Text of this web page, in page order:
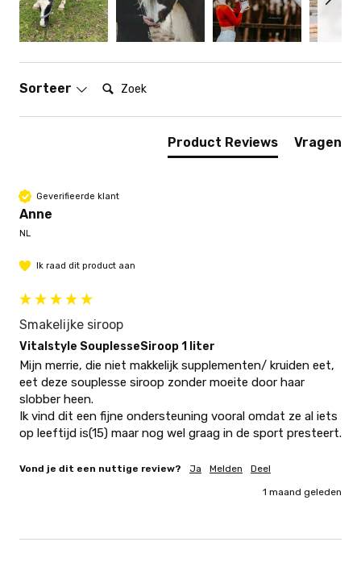
Sorteer Zoek:
Product Reviews Vragen
Geverifieerde klant
Anne
NL
Ik raad dit product aan
Smakelijke siroop
Vitalstyle SouplesseSiroop 1 liter
Mijn merrie, die niet makkelijk supplementen/ kruiden eet,
eet deze souplesse siroop zonder moeite door haar
slobber heen.
Ik vind dit een fijne ondersteuning vooral omdat ze al iets
Vond je dit een nuttige review? Ja Melden Deel
1 maand geleden